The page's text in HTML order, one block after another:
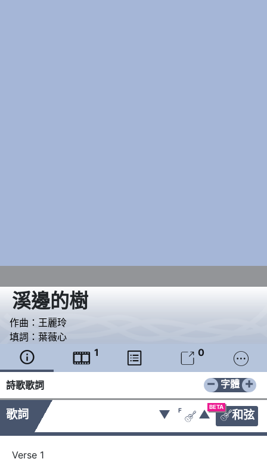
溪邊的樹
作曲： 王麗玲
填詞： 葉薇心
  1   0 
詩歌歌詞 − +
字體
歌詞
BETA
和弦
▼ F
 ▲